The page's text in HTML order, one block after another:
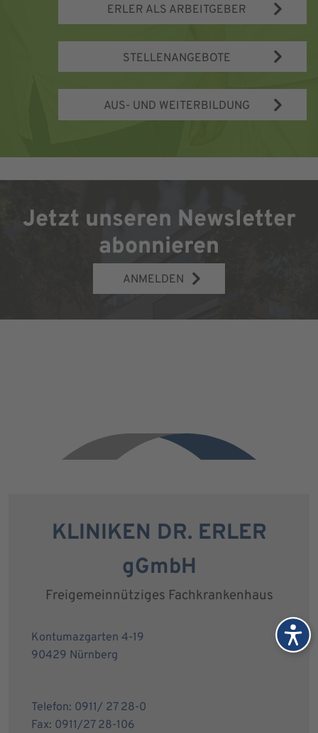
ERLER ALS ARBEITGEBER
STELLENANGEBOTE
AUS- UND WEITERBILDUNG
Jetzt unseren Newsletter
abonnieren
ANMELDEN
KLINIKEN DR. ERLER
gGmbH
Freigemeinnütziges Fachkrankenhaus
Kontumazgarten 4-19
90429 Nürnberg
Telefon: 0911/ 27 28-0
Fax: 0911/27 28-106